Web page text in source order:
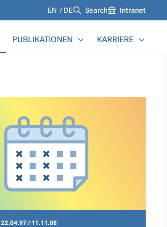
Languages
EN DE Search Intranet
PUBLIKATIONEN KARRIERE
22.04.97 11.11.08